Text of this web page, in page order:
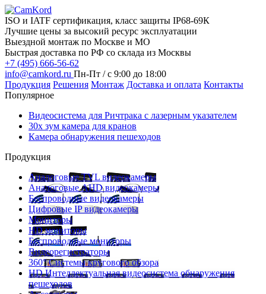
ISO и IATF сертификация, класс защиты IP68-69К
Лучшие цены за высокий ресурс эксплуатации
Выездной монтаж по Москве и МО
Быстрая доставка по РФ со склада из Москвы
+7 (495) 666-56-62
info@camkord.ru Пн-Пт / с 9:00 до 18:00
Продукция Решения Монтаж Доставка и оплата Контакты
Популярное
Видеосистема для Ричтрака с лазерным указателем
30x зум камера для кранов
Камера обнаружения пешеходов
Продукция
Аналоговые TVL видеокамеры
Аналоговые AHD видеокамеры
Беспроводные видеокамеры
Цифровые IP видеокамеры
Мониторы
HD мониторы
Беспроводные мониторы
Видеорегистраторы
360° Системы кругового обзора
HD Интеллектуальная видеосистема обнаружения
пешеходов